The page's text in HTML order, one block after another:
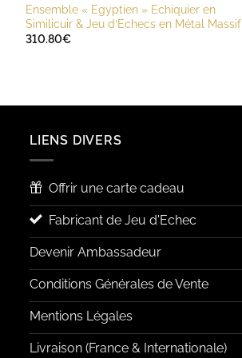
Ensemble « Egyptien » Echiquier en
Similicuir & Jeu d’Echecs en Métal Massif
310.80€
LIENS DIVERS
Offrir une carte cadeau
Fabricant de Jeu d'Echec
Devenir Ambassadeur
Conditions Générales de Vente
Mentions Légales
Livraison (France & Internationale)